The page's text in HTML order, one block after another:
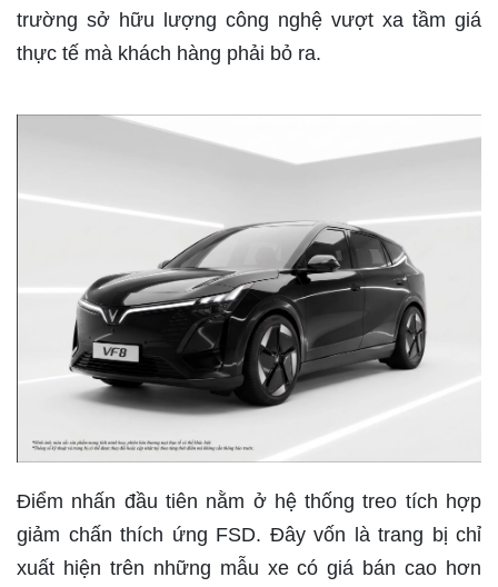
trường sở hữu lượng công nghệ vượt xa tầm giá
thực tế mà khách hàng phải bỏ ra.
Điểm nhấn đầu tiên nằm ở hệ thống treo tích hợp
giảm chấn thích ứng FSD. Đây vốn là trang bị chỉ
xuất hiện trên những mẫu xe có giá bán cao hơn